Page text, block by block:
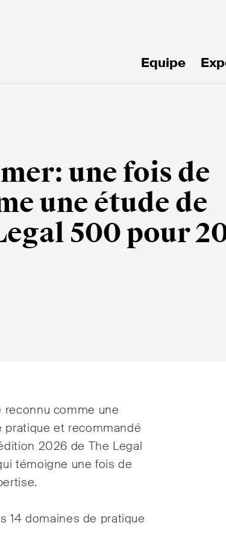
Equipe
une fois de
une étude de
500 pour
comme une
pratique et recommandé
2026 de The Legal
témoigne une fois de
14 domaines de pratique
famille* Email*
international
privés
et transport
administratif et marchés